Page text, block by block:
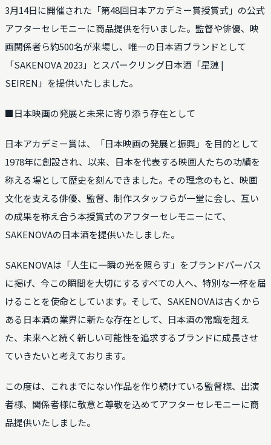
3月14日に開催された「第48回日本アカデミー賞授賞式」の公式
アフターセレモニーに商品提供を行いました。監督や俳優、映
画関係者ら約500名が来場し、唯一の日本酒ブランドとして
「SAKENOVA 2023」とスパークリング日本酒「星漣 |
SEIREN」を提供いたしました。
■日本映画の発展と未来に寄り添う存在として
日本アカデミー賞は、「日本映画の発展と振興」を目的として
1978年に創設され、以来、日本を代表する映画人たちの功績を
称える場として歴史を刻んできました。その理念のもと、映画
文化を支える俳優、監督、制作スタッフらが一堂に会し、互い
の成果を称え合う本授賞式のアフターセレモニーにて、
SAKENOVAの日本酒を提供いたしました。
SAKENOVAは「人生に一瞬の光を照らす」をブランドパーパス
に掲げ、今この瞬間を大切にするすべての人へ、特別な一杯を届
けることを使命としています。そして、SAKENOVAは古くから
ある日本酒の業界に新たな存在として、日本酒の常識を超え
た、未来へと続く新しい可能性を追求するブランドに成長させ
ていきたいと考えております。
この度は、これまでにない作品を作り続けている監督様、出演
者様、関係者様に敬意と尊敬を込めてアフターセレモニーに商
品提供いたしました。